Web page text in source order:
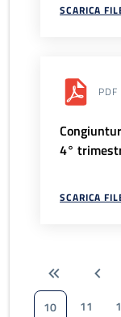
SCARICA
PDF
4°
SCARICA
10
11